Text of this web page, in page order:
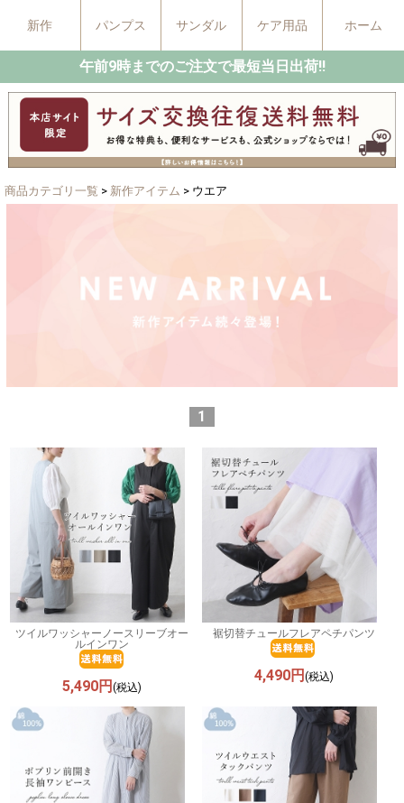
新作 パンプス サンダル ケア用品 ホーム
午前9時までのご注文で最短当日出荷!!
商品カテゴリ一覧 > 新作アイテム > ウエア
1
ツイルワッシャーノースリーブオー
ルインワン
5,490円(税込)
裾切替チュールフレアペチパンツ
4,490円 (税込)